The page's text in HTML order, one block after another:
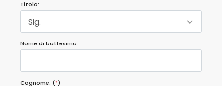
Titolo:
Sig.
Nome di battesimo:
Cognome: (*)